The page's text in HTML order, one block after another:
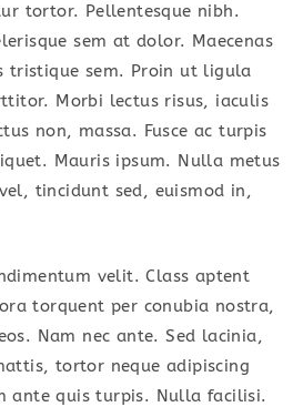
tortor. Pellentesque nibh.
sem at dolor. Maecenas
tristique sem. Proin ut ligula
Morbi lectus risus, iaculis
non, massa. Fusce ac turpis
Mauris ipsum. Nulla metus
tincidunt sed, euismod in,
velit. Class aptent
torquent per conubia nostra,
Nam nec ante. Sed lacinia,
tortor neque adipiscing
ante quis turpis. Nulla facilisi.